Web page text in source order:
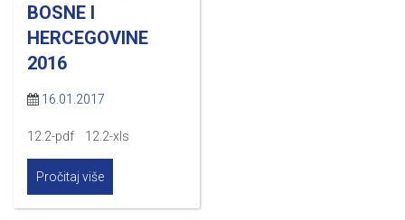
BOSNE I
HERCEGOVINE
2016
16.01.2017
12.2-pdf 12.2-xls
Pročitaj više